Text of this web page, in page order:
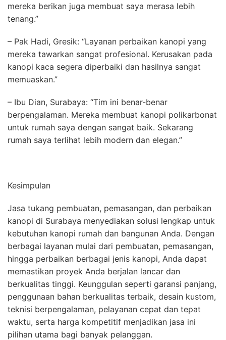
mereka berikan juga membuat saya merasa lebih
tenang.”
– Pak Hadi, Gresik: “Layanan perbaikan kanopi yang
mereka tawarkan sangat profesional. Kerusakan pada
kanopi kaca segera diperbaiki dan hasilnya sangat
memuaskan.”
– Ibu Dian, Surabaya: “Tim ini benar-benar
berpengalaman. Mereka membuat kanopi polikarbonat
untuk rumah saya dengan sangat baik. Sekarang
rumah saya terlihat lebih modern dan elegan.”
Kesimpulan
Jasa tukang pembuatan, pemasangan, dan perbaikan
kanopi di Surabaya menyediakan solusi lengkap untuk
kebutuhan kanopi rumah dan bangunan Anda. Dengan
berbagai layanan mulai dari pembuatan, pemasangan,
hingga perbaikan berbagai jenis kanopi, Anda dapat
memastikan proyek Anda berjalan lancar dan
berkualitas tinggi. Keunggulan seperti garansi panjang,
penggunaan bahan berkualitas terbaik, desain kustom,
teknisi berpengalaman, pelayanan cepat dan tepat
waktu, serta harga kompetitif menjadikan jasa ini
pilihan utama bagi banyak pelanggan.